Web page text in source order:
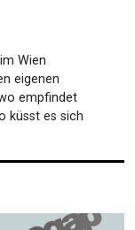
Wien
eigenen
empfindet
küsst es sich